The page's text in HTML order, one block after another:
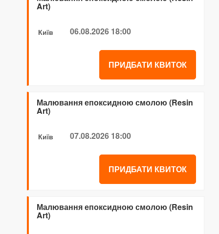
Art)
Київ 06.08.2026 18:00
ПРИДБАТИ КВИТОК
Малювання епоксидною смолою (Resin
Art)
Київ 07.08.2026 18:00
ПРИДБАТИ КВИТОК
Малювання епоксидною смолою (Resin
Art)